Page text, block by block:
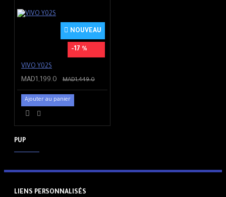
NOUVEAU
-17 %
VIVO Y02S
MAD1,199.0 MAD1,449.0
Ajouter au panier
PUP
LIENS PERSONNALISÉS